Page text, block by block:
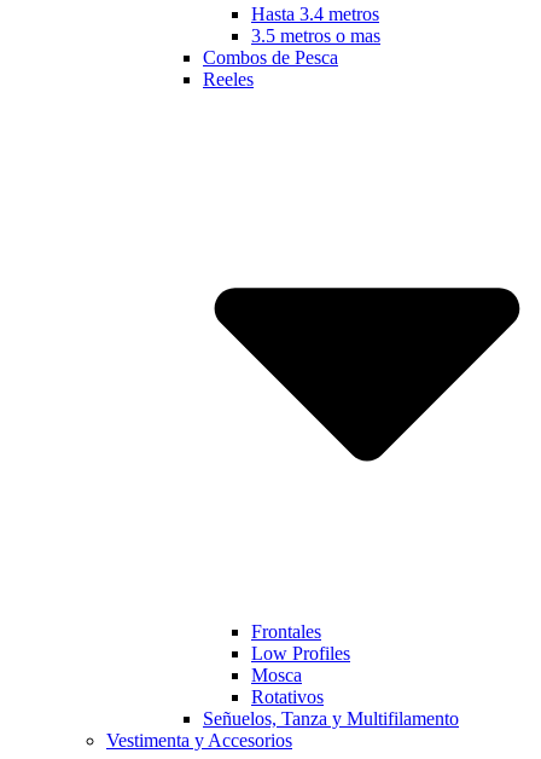
Hasta 3.4 metros
3.5 metros o mas
Combos de Pesca
Reeles
Frontales
Low Profiles
Mosca
Rotativos
Señuelos, Tanza y Multifilamento
Vestimenta y Accesorios